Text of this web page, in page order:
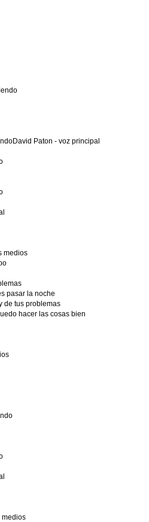
Paton - voz principal
medios
pasar la noche
de tus problemas
hacer las cosas bien
medios